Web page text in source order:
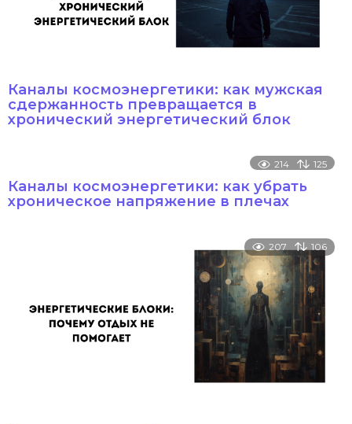
Каналы космоэнергетики: как мужская
сдержанность превращается в
хронический энергетический блок
214 125
Каналы космоэнергетики: как убрать
хроническое напряжение в плечах
207 106